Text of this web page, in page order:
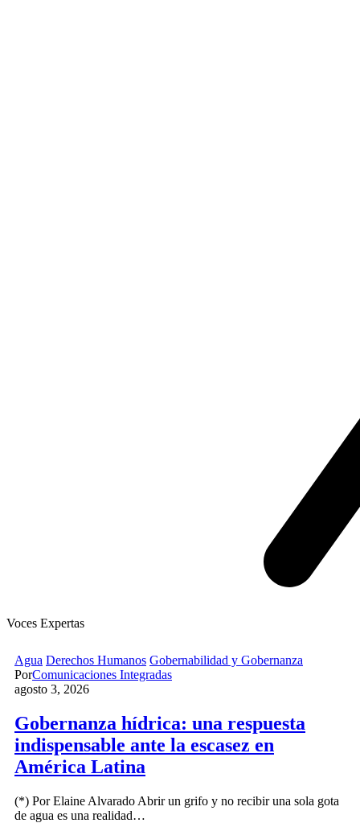
Voces Expertas
Agua Derechos Humanos Gobernabilidad y Gobernanza
PorComunicaciones Integradas
agosto 3, 2026
Gobernanza hídrica: una respuesta
indispensable ante la escasez en
América Latina
(*) Por Elaine Alvarado Abrir un grifo y no recibir una sola gota
de agua es una realidad…